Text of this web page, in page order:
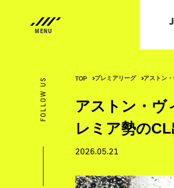
FOLLOW US TOP プレミアリーグ アストン
アストン・
レミア勢の
2026.05.21